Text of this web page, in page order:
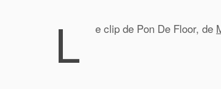
L e clip de Pon De Floor, de